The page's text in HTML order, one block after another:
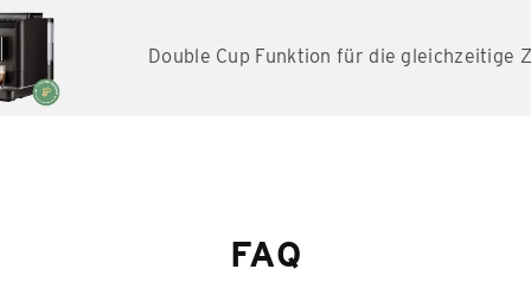
Double Cup Funktion für die gleichzeitige
FAQ